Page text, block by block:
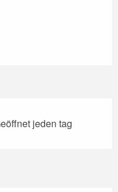
jeden tag